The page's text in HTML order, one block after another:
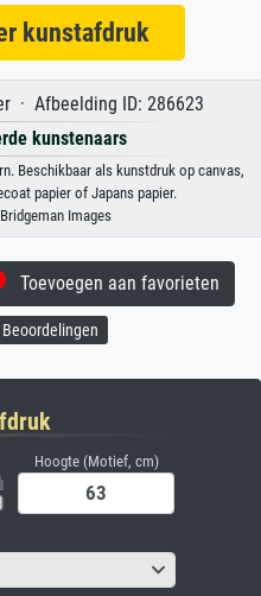
kunstafdruk
· Afbeelding ID: 286623
kunstenaars
Beschikbaar als kunstdruk op canvas,
papier of Japans papier.
Images
Toevoegen aan favorieten
Hoogte (Motief, cm)